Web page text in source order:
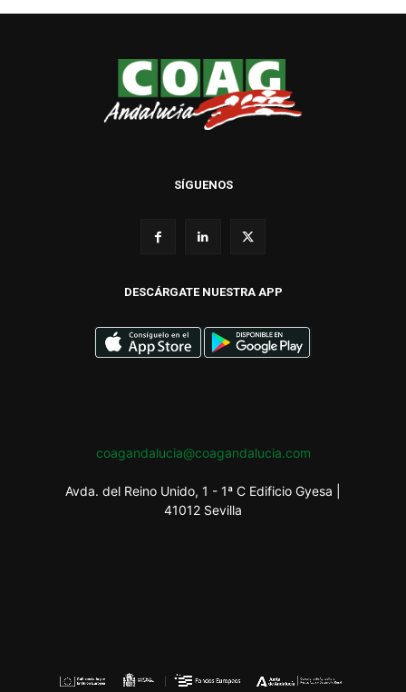
SÍGUENOS
DESCÁRGATE NUESTRA APP
coagandalucia@coagandalucia.com
Avda. del Reino Unido, 1 - 1ª C Edificio Gyesa |
41012 Sevilla